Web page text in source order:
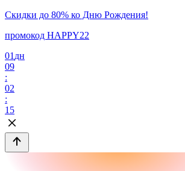
Скидки до 80% ко Дню Рождения!
промокод HAPPY22
01 дн
09
:
02
:
15